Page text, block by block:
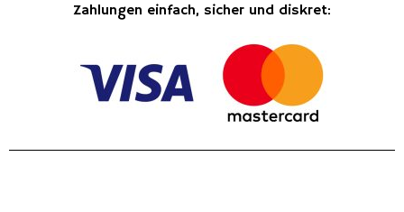
Zahlungen einfach, sicher und diskret: